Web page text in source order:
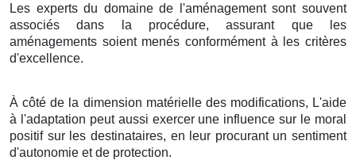
Les experts du domaine de l'aménagement sont souvent
associés dans la procédure, assurant que les
aménagements soient menés conformément à les critères
d'excellence.
À côté de la dimension matérielle des modifications, L'aide
à l'adaptation peut aussi exercer une influence sur le moral
positif sur les destinataires, en leur procurant un sentiment
d'autonomie et de protection.